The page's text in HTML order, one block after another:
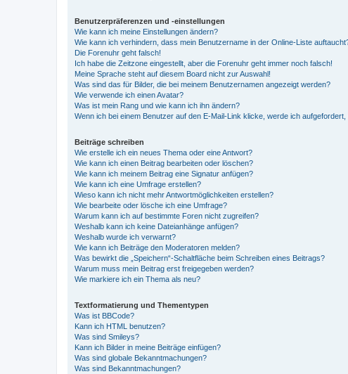
Benutzerpräferenzen und -einstellungen
Wie kann ich meine Einstellungen ändern?
Wie kann ich verhindern, dass mein Benutzername in der Online-Liste
Die Forenuhr geht falsch!
Ich habe die Zeitzone eingestellt, aber die Forenuhr geht immer noch falsch!
Meine Sprache steht auf diesem Board nicht zur Auswahl!
Was sind das für Bilder, die bei meinem Benutzernamen angezeigt werden?
Wie verwende ich einen Avatar?
Was ist mein Rang und wie kann ich ihn ändern?
Wenn ich bei einem Benutzer auf den E-Mail-Link klicke, werde ich aufgefordert,
Beiträge schreiben
Wie erstelle ich ein neues Thema oder eine Antwort?
Wie kann ich einen Beitrag bearbeiten oder löschen?
Wie kann ich meinem Beitrag eine Signatur anfügen?
Wie kann ich eine Umfrage erstellen?
Wieso kann ich nicht mehr Antwortmöglichkeiten erstellen?
Wie bearbeite oder lösche ich eine Umfrage?
Warum kann ich auf bestimmte Foren nicht zugreifen?
Weshalb kann ich keine Dateianhänge anfügen?
Weshalb wurde ich verwarnt?
Wie kann ich Beiträge den Moderatoren melden?
Was bewirkt die „Speichern“-Schaltfläche beim Schreiben eines Beitrags?
Warum muss mein Beitrag erst freigegeben werden?
Wie markiere ich ein Thema als neu?
Textformatierung und Thementypen
Was ist BBCode?
Kann ich HTML benutzen?
Was sind Smileys?
Kann ich Bilder in meine Beiträge einfügen?
Was sind globale Bekanntmachungen?
Was sind Bekanntmachungen?